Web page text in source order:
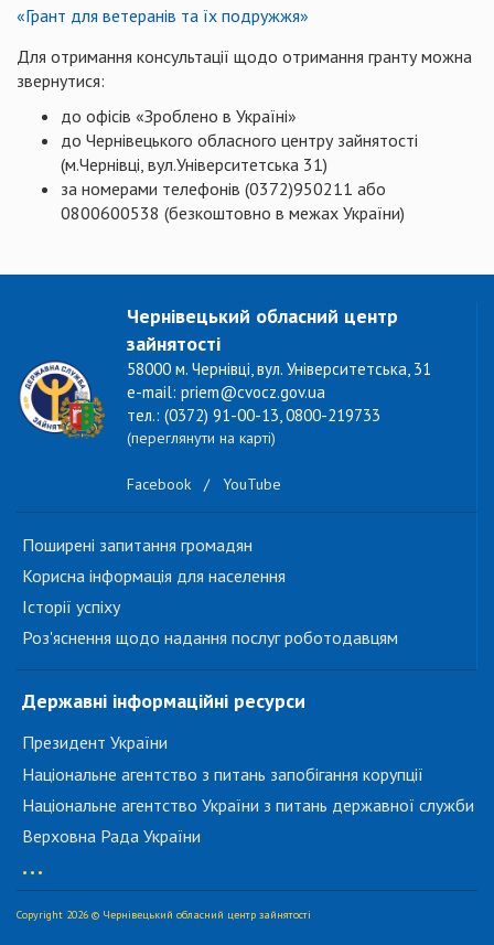
«Грант для ветеранів та їх подружжя»
Для отримання консультації щодо отримання гранту можна
звернутися:
до офісів «Зроблено в Україні»
до Чернівецького обласного центру зайнятості
(м.Чернівці, вул.Університетська 31)
за номерами телефонів (0372)950211 або
0800600538 (безкоштовно в межах України)
Чернівецький обласний центр
зайнятості
58000 м. Чернівці, вул. Університетська, 31
e-mail: priem@cvocz.gov.ua
тел.: (0372) 91-00-13, 0800-219733
(переглянути на карті)
Facebook / YouTube
Поширені запитання громадян
Корисна інформація для населення
Історії успіху
Роз'яснення щодо надання послуг роботодавцям
Державні інформаційні ресурси
Президент України
Національне агентство з питань запобігання корупції
Національне агентство України з питань державної служби
Верховна Рада України
...
Copyright 2026 © Чернівецький обласний центр зайнятості